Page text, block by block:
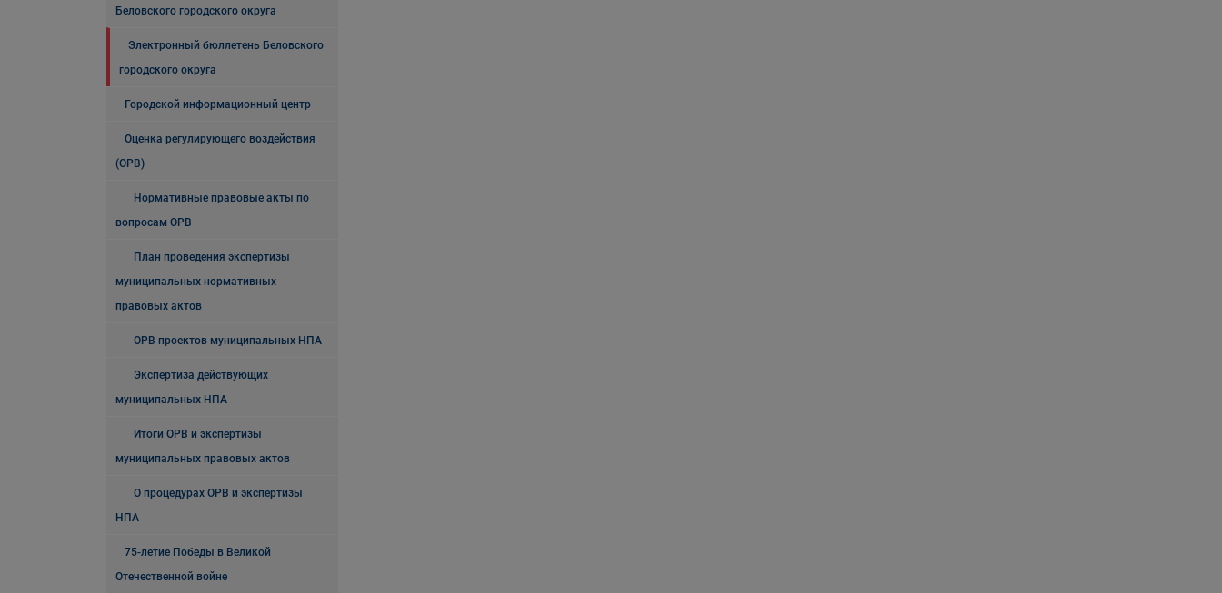
Беловского городского округа
Электронный бюллетень Беловского
городского округа
Городской информационный центр
Оценка регулирующего воздействия
(ОРВ)
Нормативные правовые акты по
вопросам ОРВ
План проведения экспертизы
муниципальных нормативных
правовых актов
ОРВ проектов муниципальных НПА
Экспертиза действующих
муниципальных НПА
Итоги ОРВ и экспертизы
муниципальных правовых актов
О процедурах ОРВ и экспертизы
НПА
75-летие Победы в Великой
Отечественной войне